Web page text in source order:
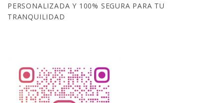
PERSONALIZADA Y 100% SEGURA PARA TU
TRANQUILIDAD